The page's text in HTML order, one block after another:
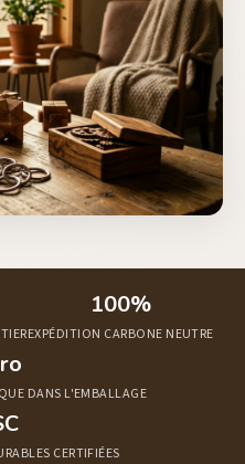
Présent100%
EXPÉDITION CARBONE NEUTRE
DANS L'EMBALLAGE
CERTIFIÉES